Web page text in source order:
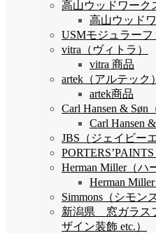
高山ウッドワーク
高山ウッド
USMモジュラーフ
vitra（ヴィトラ）
vitra 商品
artek（アルテック）
artek商品
Carl Hansen & Søn
Carl Hansen
JBS（ジェイビーエ
Herman Miller（ハ
Herman
Simmons（シモンズ
新潟県 窓ガラス
ザイン装飾 etc.）